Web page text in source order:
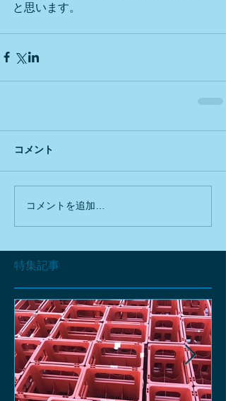
特集記事
と思います。
コメント
コメントを追加…